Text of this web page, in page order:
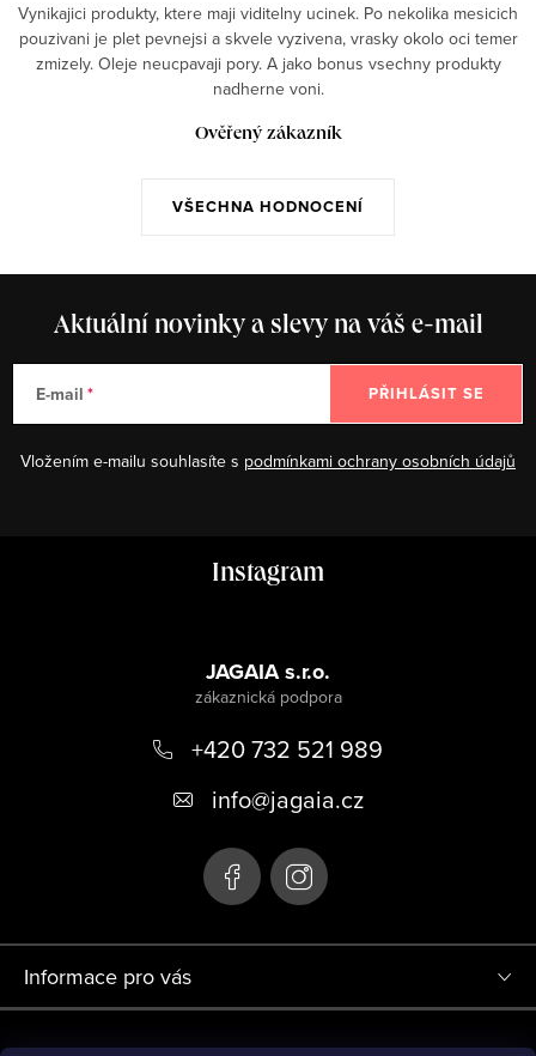
VŠECHNA HODNOCENÍ
Vynikajici produkty, ktere maji viditelny ucinek. Po nekolika mesicich
pouzivani je plet pevnejsi a skvele vyzivena, vrasky okolo oci temer
zmizely. Oleje neucpavaji pory. A jako bonus vsechny produkty
nadherne voni.
Ověřený zákazník
Aktuální novinky a slevy na váš e-mail
E-mail
Vložením e-mailu souhlasíte s podmínkami ochrany osobních údajů
PŘIHLÁSIT SE
Instagram
JAGAIA s.r.o.
+420 732 521 989
info@jagaia.cz
Informace pro vás